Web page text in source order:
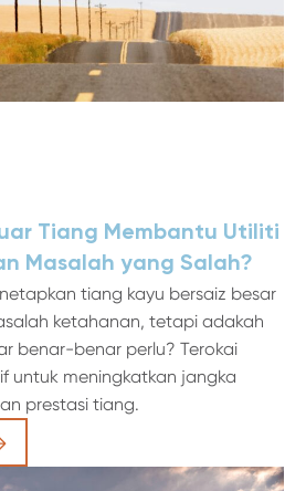
Tiang Membantu Utiliti
Masalah yang Salah?
tiang kayu bersaiz besar
ketahanan, tetapi adakah
benar-benar perlu? Terokai
untuk meningkatkan jangka
prestasi tiang.